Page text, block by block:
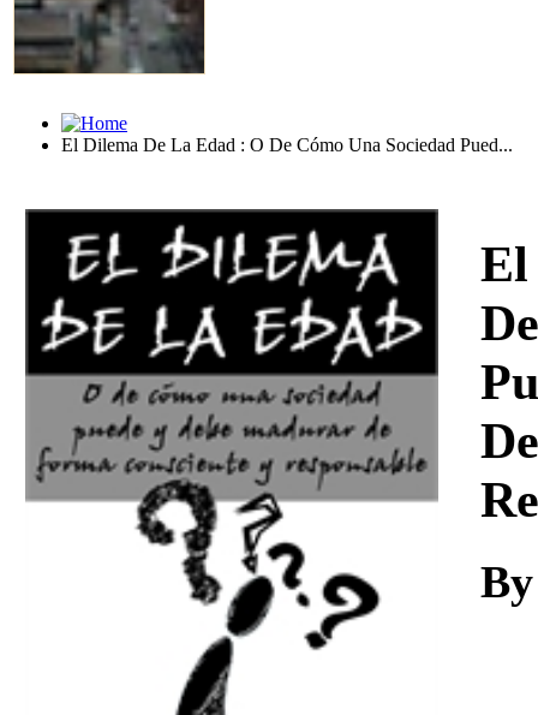
El Dilema De La Edad : O De Cómo Una Sociedad Pued...
Download
El